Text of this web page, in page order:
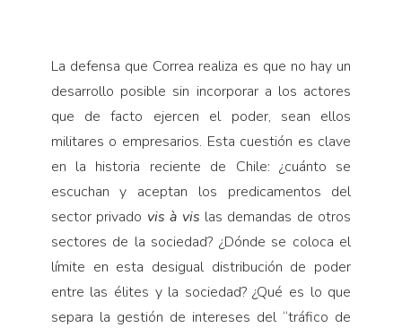
La defensa que Correa realiza es que no hay un
desarrollo posible sin incorporar a los actores
que de facto ejercen el poder, sean ellos
militares o empresarios. Esta cuestión es clave
en la historia reciente de Chile: ¿cuánto se
escuchan y aceptan los predicamentos del
sector privado vis à vis las demandas de otros
sectores de la sociedad? ¿Dónde se coloca el
límite en esta desigual distribución de poder
entre las élites y la sociedad? ¿Qué es lo que
separa la gestión de intereses del “tráfico de